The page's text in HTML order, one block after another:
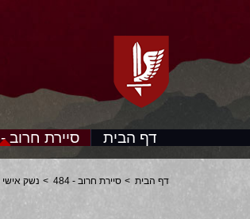
דף הבית סיירת חרוב - 484
דף הבית סיירת חרוב - 484 נשק אישי